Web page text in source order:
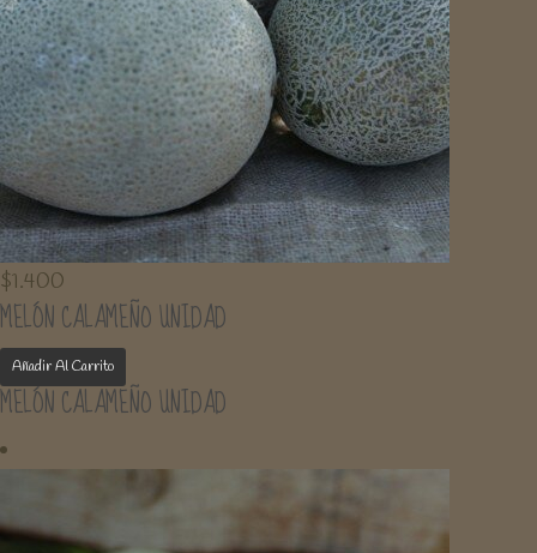
$1.400
MELÓN CALAMEÑO UNIDAD
Añadir Al Carrito
MELÓN CALAMEÑO UNIDAD